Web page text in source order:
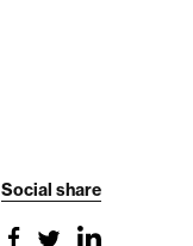
Social share